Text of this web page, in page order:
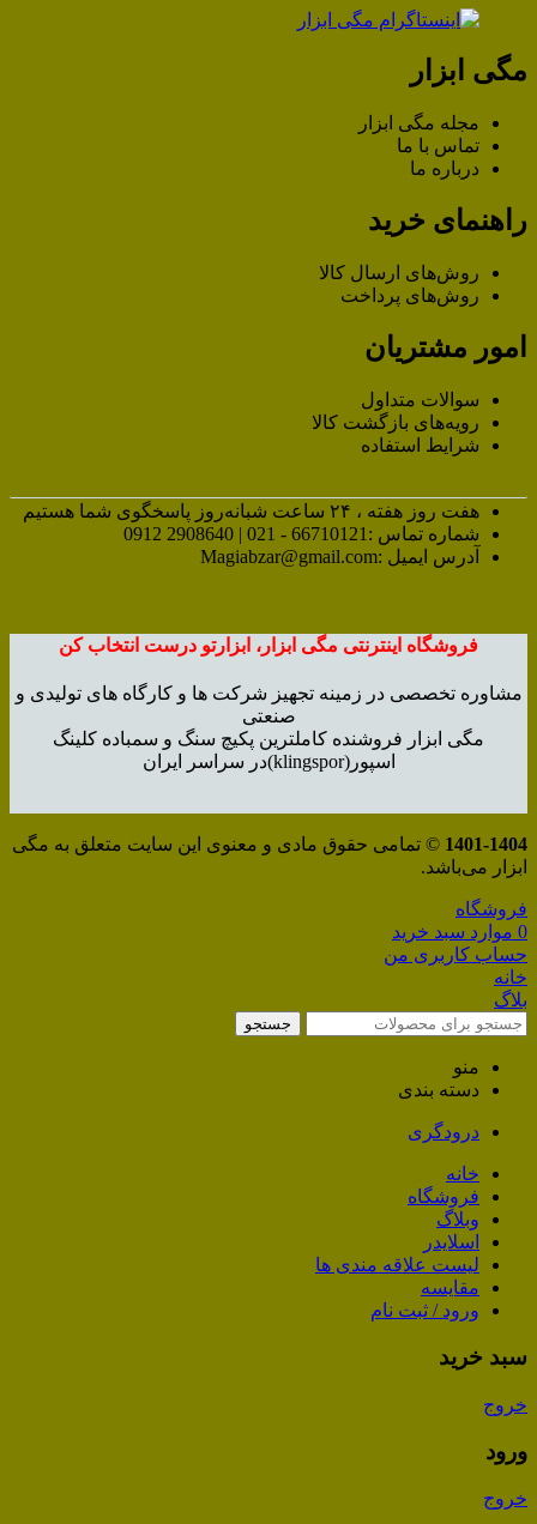
مگی ابزار
مجله مگی ابزار
تماس با ما
درباره ما
راهنمای خرید
روش‌های ارسال کالا
روش‌های پرداخت
امور مشتریان
سوالات متداول
رویه‌های بازگشت کالا
شرایط استفاده
هفت روز هفته ، ۲۴ ساعت شبانه‌روز پاسخگوی شما هستیم
شماره تماس :66710121 - 021 | 2908640 0912
آدرس ایمیل :Magiabzar@gmail.com
فروشگاه اینترنتی مگی ابزار، ابزارتو درست انتخاب کن
مشاوره تخصصی در زمینه تجهیز شرکت ها و کارگاه های تولیدی و
صنعتی
مگی ابزار فروشنده کاملترین پکیچ سنگ و سمباده کلینگ
اسپور(klingspor)در سراسر ایران
1401-1404 © تمامی حقوق مادی و معنوی این سایت متعلق به مگی
ابزار می‌باشد.
فروشگاه
0 موارد سبد خرید
حساب کاربری من
خانه
بلاگ
جستجو
منو
دسته بندی
درودگری
خانه
فروشگاه
وبلاگ
اسلایدر
لیست علاقه مندی ها
مقایسه
ورود / ثبت نام
سبد خرید
خروج
ورود
خروج